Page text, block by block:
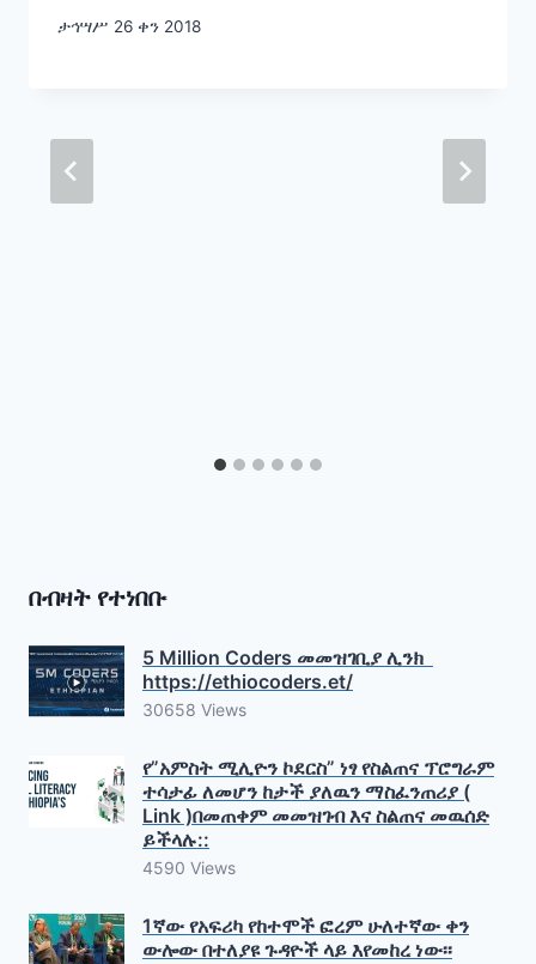
ታኅሣሥ 26 ቀን 2018
በብዛት የተነበቡ
5 Million Coders መመዝገቢያ ሊንክ
https://ethiocoders.et/
30658 Views
የ”አምስት ሚሊዮን ኮደርስ” ነፃ የስልጠና ፕሮግራም
ተሳታፊ ለመሆን ከታች ያለዉን ማስፈንጠሪያ (
Link )በመጠቀም መመዝገብ እና ስልጠና መዉሰድ
ይችላሉ::
4590 Views
1ኛው የአፍሪካ የከተሞች ፎረም ሁለተኛው ቀን
ውሎው በተለያዩ ጉዳዮች ላይ እየመከረ ነው፡፡